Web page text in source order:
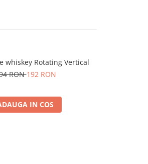
whiskey Rotating Vertical
RON192 RON
IN COS